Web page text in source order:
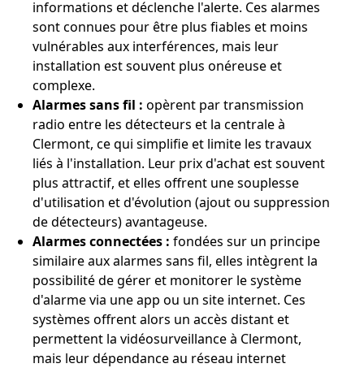
informations et déclenche l'alerte. Ces alarmes
sont connues pour être plus fiables et moins
vulnérables aux interférences, mais leur
installation est souvent plus onéreuse et
complexe.
Alarmes sans fil : opèrent par transmission
radio entre les détecteurs et la centrale à
Clermont, ce qui simplifie et limite les travaux
liés à l'installation. Leur prix d'achat est souvent
plus attractif, et elles offrent une souplesse
d'utilisation et d'évolution (ajout ou suppression
de détecteurs) avantageuse.
Alarmes connectées : fondées sur un principe
similaire aux alarmes sans fil, elles intègrent la
possibilité de gérer et monitorer le système
d'alarme via une app ou un site internet. Ces
systèmes offrent alors un accès distant et
permettent la vidéosurveillance à Clermont,
mais leur dépendance au réseau internet